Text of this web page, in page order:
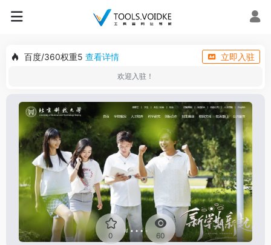
百度/360权重5 查看详情 立即入驻
欢迎入驻！
0 60